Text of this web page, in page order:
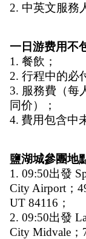
2. 中英文服務
一日游费用不
1. 餐飲；
2. 行程中的必
3. 服務費（每
同价）；
4. 費用包含中
鹽湖城參團地
1. 09:50出發
City Airport；
UT 84116；
2. 09:50出發
City Midvale；